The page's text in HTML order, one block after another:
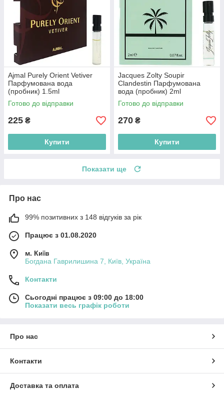
Ajmal Purely Orient Vetiver
Парфумована вода
(пробник) 1.5ml
(2000220015936)
Готово до відправки
225 ₴
Купити
Jacques Zolty Soupir
Clandestin Парфумована
вода (пробник) 2ml
(8055773543874)
Готово до відправки
270 ₴
Купити
Показати ще
Про нас
99% позитивних з 148 відгуків за рік
Працює з 01.08.2020
м. Київ
Богдана Гаврилишина 7, Київ, Україна
Контакти
Сьогодні працює з 09:00 до 18:00
Показати весь графік роботи
Про нас
Контакти
Доставка та оплата